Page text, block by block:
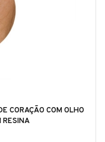
CORAÇÃO COM OLHO
RESINA